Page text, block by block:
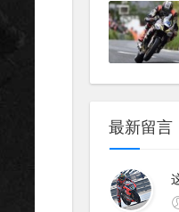
最新留言